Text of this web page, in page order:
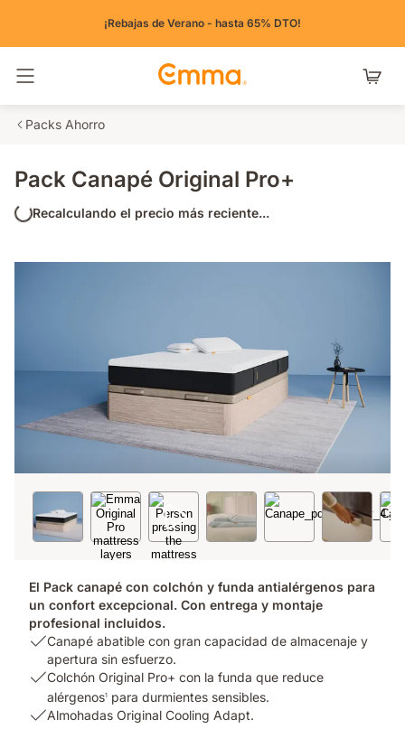
¡Rebajas de Verano - hasta 65% DTO!
Packs Ahorro
Pack Canapé Original Pro+
Recalculando el precio más reciente...
El Pack canapé con colchón y funda antialérgenos para
un confort excepcional. Con entrega y montaje
profesional incluidos.
USP
Canapé
abatible
con
Canapé abatible con gran capacidad de almacenaje y
apertura sin esfuerzo.
USP
Colchón
Colchón Original Pro+ con la funda que reduce
alérgenos1 para durmientes sensibles.
USPAlmohadas Original Cooling Adapt.